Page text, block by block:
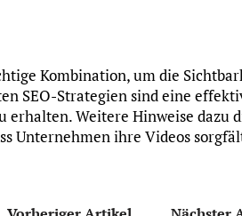
Kombination, um die
SEO-Strategien sind eine
Weitere Hinweise dazu
Unternehmen ihre Videos